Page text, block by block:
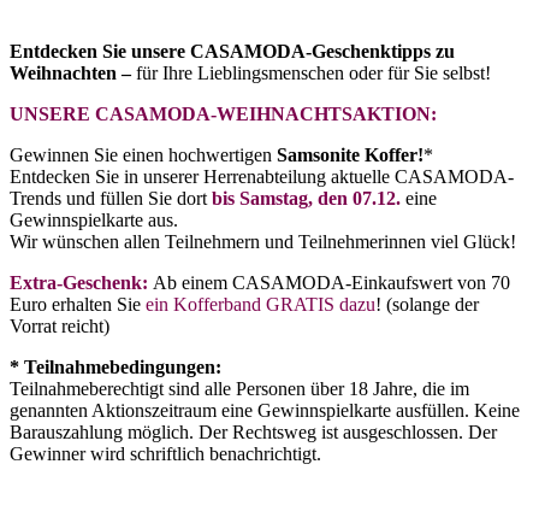
Entdecken Sie unsere CASAMODA-Geschenktipps zu
Weihnachten –für Ihre Lieblingsmenschen oder für Sie selbst!
UNSERE CASAMODA-WEIHNACHTSAKTION:
Gewinnen Sie einen hochwertigen Samsonite Koffer!*
Entdecken Sie in unserer Herrenabteilung aktuelle CASAMODA-
Trends und füllen Sie dort bis Samstag, den 07.12. eine
Gewinnspielkarte aus.
Wir wünschen allen Teilnehmern und Teilnehmerinnen viel Glück!
Extra-Geschenk: Ab einem CASAMODA-Einkaufswert von 70
Euro erhalten Sie ein Kofferband GRATIS dazu! (solange der
Vorrat reicht)
* Teilnahmebedingungen:
Teilnahmeberechtigt sind alle Personen über 18 Jahre, die im
genannten Aktionszeitraum eine Gewinnspielkarte ausfüllen. Keine
Barauszahlung möglich. Der Rechtsweg ist ausgeschlossen. Der
Gewinner wird schriftlich benachrichtigt.